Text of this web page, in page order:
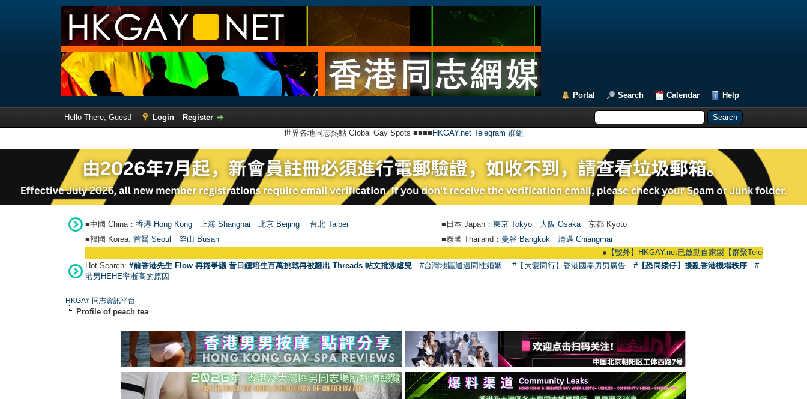
Portal Search Calendar Help
Hello There, Guest! Login
Register
世界各地同志熱點 Global Gay Spots ■■■■ HKGAY.net Telegram 群組
■中國 China： 香港 Hong Kong 上海 Shanghai 北京 Beijing 台北 Taipei ■日本 Japan： 東京 Tokyo 大阪 Osaka 京都 Kyoto
■韓國 Korea: 首爾 Seou 釜山 Busan ■泰國 Thailand： 曼谷 Bangkok
清邁 Chiangmai
【號外】HKGAY.net已啟動自家製【群聚Telegram群組】
Hot Search: #前香港先生 Flow 再捲爭議 昔日鍾培生百萬挑戰再被翻出 Threads 帖文批涉虐兒 #台灣地區通過同性婚姻 #【大愛同行】香港國泰男男廣告 #【恐同矮仔】擾亂香港機場秩序
#
港男HEHE率漸高的原因
HKGAY 同志資訊平台
Profile of peach tea